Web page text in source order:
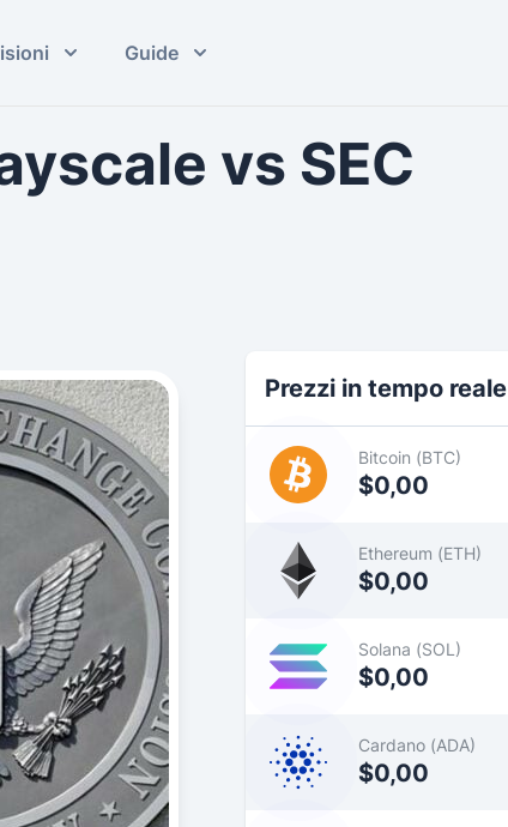
Guide
vs SEC
Prezzi in tempo reale
Bitcoin (BTC)
$0,00
Ethereum (ETH)
$0,00
Solana (SOL)
$0,00
Cardano (ADA)
$0,00